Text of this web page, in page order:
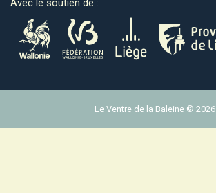
Avec le soutien de :
Le Ventre de la Baleine © 2026